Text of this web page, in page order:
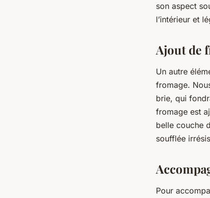
son aspect
l’intérieur et
Ajout de
Un autre
fromage.
brie, qui
fromage est
belle couche
soufflée
Pour